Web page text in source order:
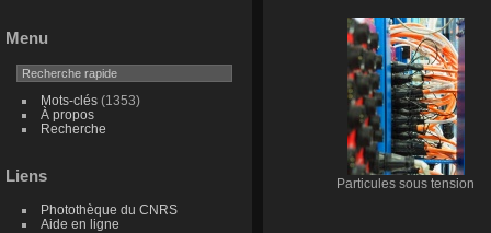
Menu
Mots-clés(1353)
À propos
Recherche
Liens
Photothèque du CNRS
Aide en ligne
Particules sous tension